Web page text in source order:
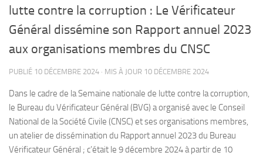
lutte contre la corruption : Le Vérificateur
Général dissémine son Rapport annuel 2023
aux organisations membres du CNSC
PUBLIÉ 10 DÉCEMBRE 2024 · MIS À JOUR 10 DÉCEMBRE 2024
Dans le cadre de la Semaine nationale de lutte contre la corruption,
le Bureau du Vérificateur Général (BVG) a organisé avec le Conseil
National de la Société Civile (CNSC) et ses organisations membres,
un atelier de dissémination du Rapport annuel 2023 du Bureau
Vérificateur Général ; c’était le 9 décembre 2024 à partir de 10